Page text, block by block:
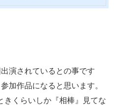
演されているとの事です
加作品になると思います。
きくらいしか『相棒』見てな